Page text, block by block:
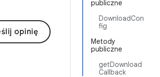
publiczne
DownloadCon
fig
Metody
publiczne
getDownload
Callback
opinię